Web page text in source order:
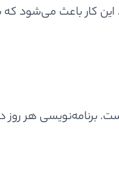
کار باعث می‌شود که
برنامه‌نویسی هر